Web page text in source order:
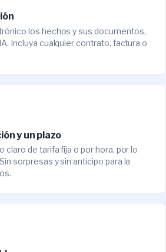
los hechos y sus documentos,
Incluya cualquier contrato, factura o
y un plazo
claro de tarifa fija o por hora, por lo
sorpresas y sin anticipo para la